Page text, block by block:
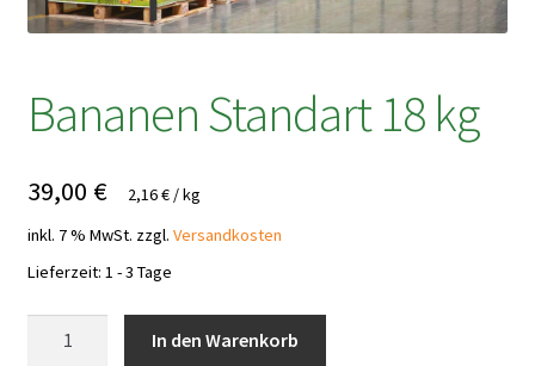
Bananen Standart 18 kg
39,00 € 2,16€ /kg
inkl. 7 % MwSt. zzgl. Versandkosten
Lieferzeit: 1 - 3 Tage
In den Warenkorb